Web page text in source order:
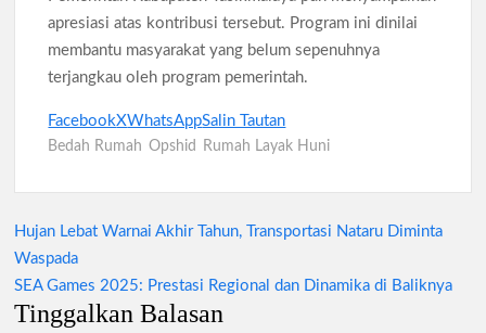
apresiasi atas kontribusi tersebut. Program ini dinilai
membantu masyarakat yang belum sepenuhnya
terjangkau oleh program pemerintah.
FacebookXWhatsAppSalin Tautan
Bedah Rumah Opshid Rumah Layak Huni
Navigasi
pos
Hujan Lebat Warnai Akhir Tahun, Transportasi Nataru Diminta
Waspada
SEA Games 2025: Prestasi Regional dan Dinamika di Baliknya
Tinggalkan Balasan